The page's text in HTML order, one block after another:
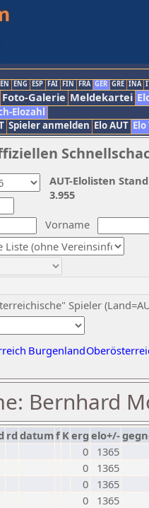
ENG ESP FAI FIN FRA GER GRE INA
Foto-Galerie Meldekartei
Elozahl
Spieler anmelden Elo AUT
Vorname
Spieler
Burgenland
AUT-Elolisten
3.955
Bernhard
rd datumf Kerg elo+/-
0
1365
0
1365
0
1365
0
1365